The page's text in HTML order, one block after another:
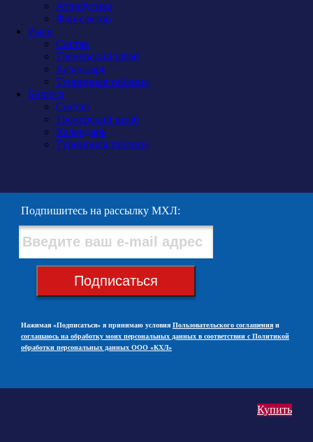
Купить
Атрибутика
Фан-сектор
Рыси
Состав
Тренерский штаб
Календарь
Турнирная таблица
Бирюса
Состав
Тренерский штаб
Календарь
Турнирная таблица
Подпишитесь на рассылку МХЛ:
Подписаться
Нажимая «Подписаться» я принимаю условия Пользовательского соглашения и
соглашаюсь на обработку моих персональных данных в соответствии с Политикой
обработки персональных данных ООО «КХЛ»